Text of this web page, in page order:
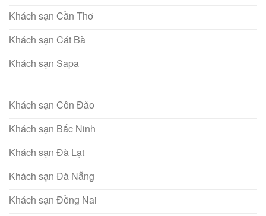
Khách sạn Cần Thơ
Khách sạn Cát Bà
Khách sạn Sapa
Khách sạn Côn Đảo
Khách sạn Bắc Ninh
Khách sạn Đà Lạt
Khách sạn Đà Nẵng
Khách sạn Đồng Nai